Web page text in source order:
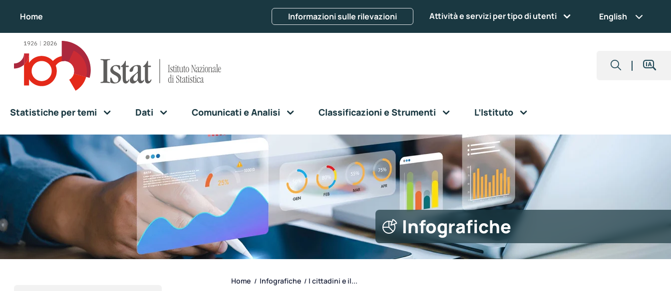
Home Informazioni sulle rilevazioni Attività e servizi per tipo di utenti English
Statistiche per temi Dati Comunicati e Analisi Classificazioni e Strumenti L’Istituto
Infografiche
Home / Infografiche / I cittadini e il...